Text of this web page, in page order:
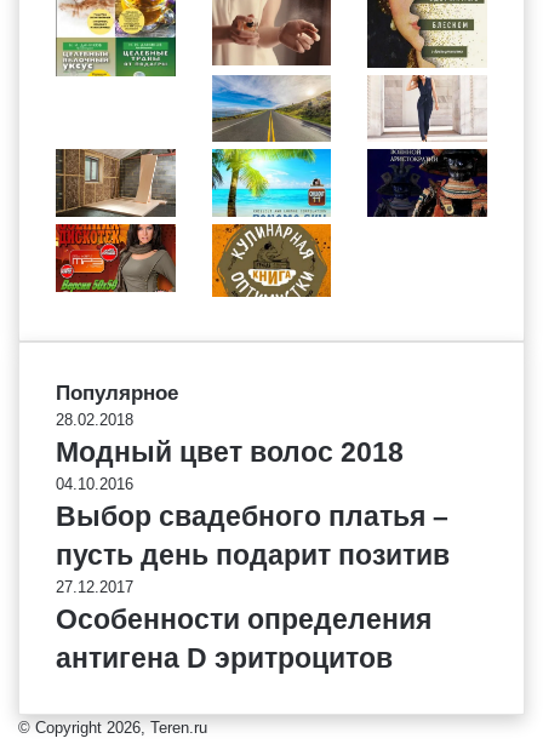
Популярное
28.02.2018
Модный цвет волос 2018
04.10.2016
Выбор свадебного платья –
пусть день подарит позитив
27.12.2017
Особенности определения
антигена D эритроцитов
© Copyright 2026, Teren.ru